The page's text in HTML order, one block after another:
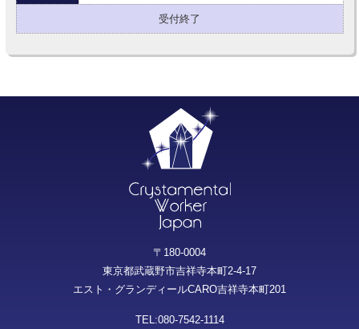
受付終了
〒180-0004
東京都武蔵野市吉祥寺本町2-4-17
エスト・グランディールCARO吉祥寺本町201
TEL:080-7542-1114